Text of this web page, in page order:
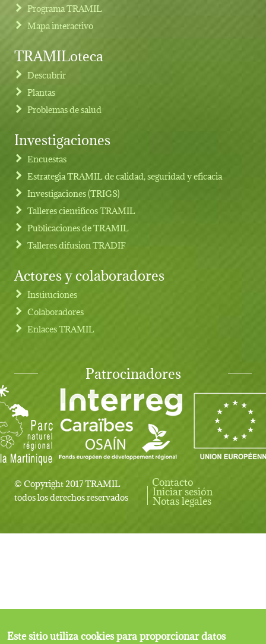
Footer menu
Programa TRAMIL
Mapa interactivo
TRAMILoteca
Descubrir
Plantas
Problemas de salud
Investigaciones
Encuestas
Estrategia TRAMIL de calidad, seguridad y eficacia
Investigaciones (TRIGS)
Talleres cientificos TRAMIL
Publicaciones de TRAMIL
Talleres difusion TRADIF
Actores y colaboradores
Instituciones
Colaboradores
Enlaces TRAMIL
Patrocinadores
© Copyright 2017 TRAMIL
todos los derechos reservados
User account menu
Contacto
Iniciar sesión
Notas legales
Este sitio utiliza cookies para proporcionar datos